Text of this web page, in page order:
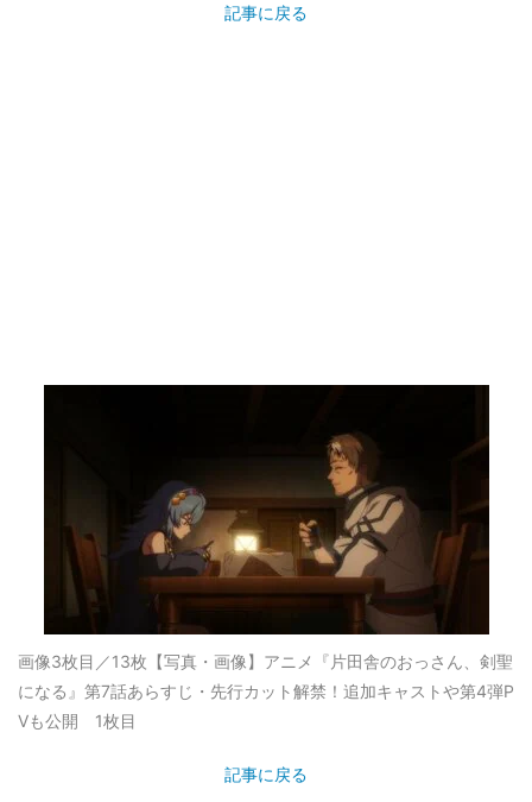
記事に戻る
画像3枚目／13枚 【写真・画像】アニメ『片田舎のおっさん、剣聖
になる』第7話あらすじ・先行カット解禁！追加キャストや第4弾P
Vも公開 1枚目
記事に戻る